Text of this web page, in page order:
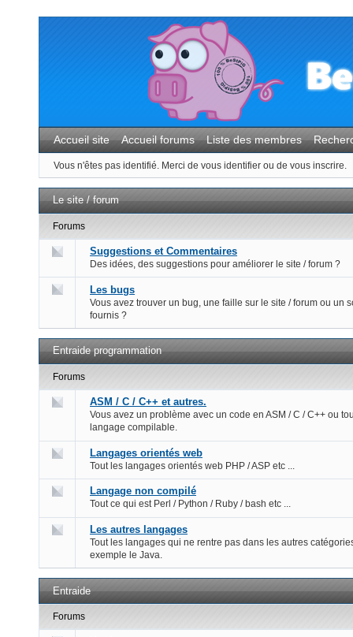
Accueil site Accueil forums Liste des membres
Vous n'êtes pas identifié. Merci de vous identifier ou de vous inscrire.
Le site / forum
Forums
Suggestions et Commentaires
Des idées, des suggestions pour améliorer le site / forum ?
Les bugs
Vous avez trouver un bug, une faille sur le site / forum ou un
fournis ?
Entraide programmation
Forums
ASM / C / C++ et autres.
Vous avez un problème avec un code en ASM / C / C++ ou
langage compilable.
Langages orientés web
Tout les langages orientés web PHP / ASP etc ...
Langage non compilé
Tout ce qui est Perl / Python / Ruby / bash etc ...
Les autres langages
Tout les langages qui ne rentre pas dans les autres
exemple le Java.
Entraide
Forums